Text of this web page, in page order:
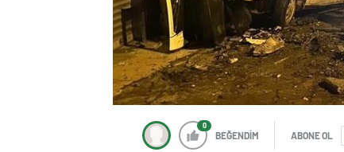
0
BEĞENDİM ABONE OL